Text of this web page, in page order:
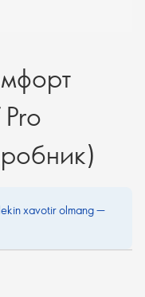
xavotir olmang —